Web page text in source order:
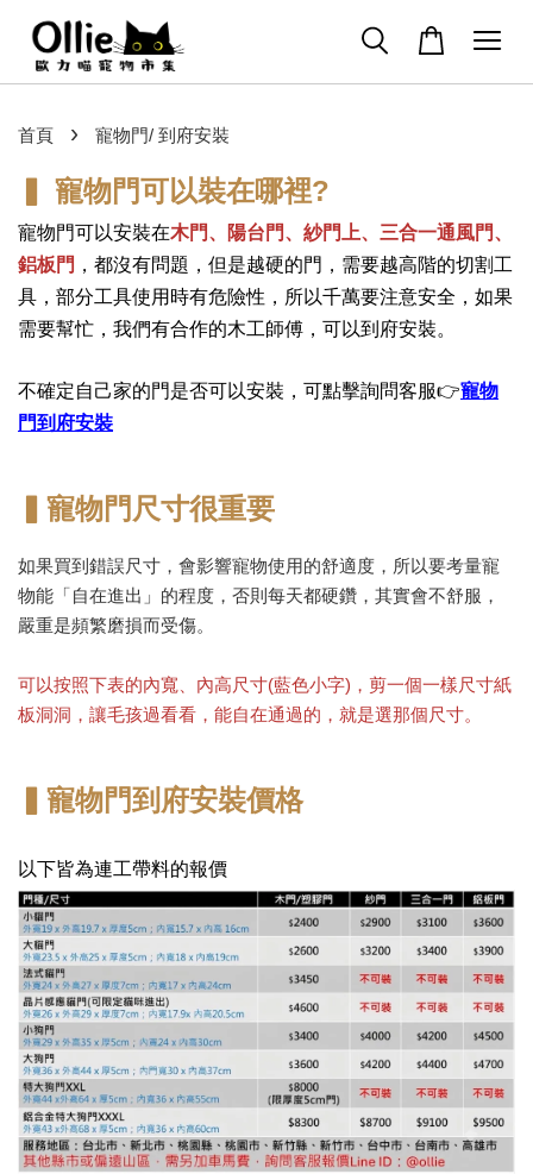
首頁 › 寵物門/ 到府安裝
寵物門可以裝在哪裡?
寵物門可以安裝在木門、陽台門、紗門上、三合一通風門、
鋁板門 ，都沒有問題，但是越硬的門，需要越高階的切割工
具，部分工具使用時有危險性，所以千萬要注意安全，如果
需要幫忙，我們有合作的木工師傅，可以到府安裝。
不確定自己家的門是否可以安裝，可點擊詢問客服👉寵物
門到府安裝
▍寵物門尺寸很重要
如果買到錯誤尺寸，會影響寵物使用的舒適度，所以要考量寵
物能「自在進出」的程度，否則每天都硬鑽，其實會不舒服，
嚴重是頻繁磨損而受傷。
可以按照下表的內寬、內高尺寸(藍色小字)，剪一個一樣尺寸紙
板洞洞，讓毛孩過看看，能自在通過的，就是選那個尺寸。
▍寵物門到府安裝價格
以下皆為連工帶料的報價